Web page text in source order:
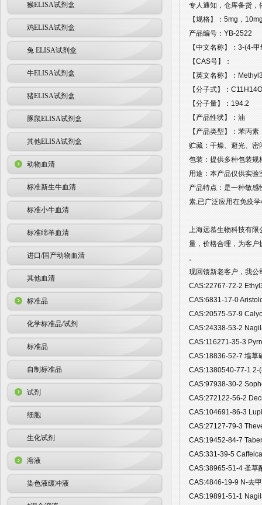
猴ELISA试剂盒
鸡ELISA试剂盒
兔 ELISA试剂盒
牛ELISA试剂盒
猪ELISA试剂盒
豚鼠ELISA试剂盒
其他ELISA试剂盒
动物血清
标准新生牛血清
标准小牛血清
标准绵羊血清
进口/国产动物血清
其他血清
标准品
化学标准品/试剂
标准品
自制标准品
试剂
细胞
生化试剂
溶液
染色液缓冲液
专人通知，仓库备货，
【规格】：5mg，
产品编号：YB-2522
【中文名称】：3-(4-
【CAS号】：
【英文名称】：
【分子式】：
【分子量】：194.2
【产品性状】：油
【产品类型】：苯丙素
贮藏：干燥、避光、
包装：提供多种包装规
用途：本产品仅供实
产品特点：是一种敏
素,已广泛应用在免疫
上海远慕生物科技有限
量，价格合理，为客户
。
现回馈新老客户，我公
CAS:22767-72-2
CAS:6831-17-0
CAS:20575-57-9
CAS:24338-53-2
CAS:116271-35-3
CAS:18836-52-7 墙草
CAS:1380540-77-1
CAS:97938-30-2
CAS:272122-56-2
CAS:104691-86-3
CAS:27127-79-3
CAS:19452-84-7
CAS:331-39-5
CAS:38965-51-4 圣草
CAS:4846-19-9 N-去
CAS:19891-51-1